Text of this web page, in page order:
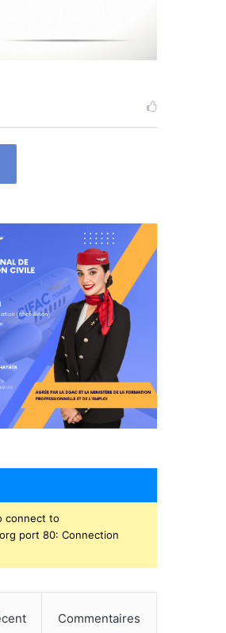
connect to
port 80: Connection
Commentaires